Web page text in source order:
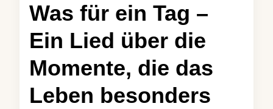
Was für ein Tag –
Ein Lied über die
Momente, die das
Leben besonders